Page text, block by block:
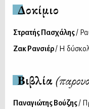
Δοκίμιο
Στρατής Πασχάλης/
Ζακ Ρανσιέρ/ Η
Βιβλία
Παναγιώτης Βούζης/